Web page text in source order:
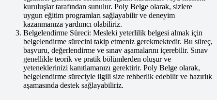
kuruluşlar tarafından sunulur. Poly Belge olarak, sizlere
uygun eğitim programları sağlayabilir ve deneyim
kazanmanıza yardımcı olabiliriz.
Belgelendirme Süreci: Mesleki yeterlilik belgesi almak için
belgelendirme sürecini takip etmeniz gerekmektedir. Bu süreç,
başvuru, değerlendirme ve sınav aşamalarını içerebilir. Sınav
genellikle teorik ve pratik bölümlerden oluşur ve
yeteneklerinizi kanıtlamanızı gerektirir. Poly Belge olarak,
belgelendirme süreciyle ilgili size rehberlik edebilir ve hazırlık
aşamasında destek sağlayabiliriz.